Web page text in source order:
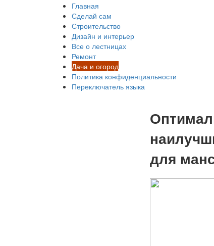
Главная
Сделай сам
Строительство
Дизайн и интерьер
Все о лестницах
Ремонт
Дача и огород
Политика конфиденциальности
Переключатель языка
для